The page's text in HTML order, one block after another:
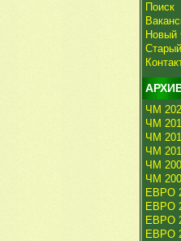
Поиск
Новый
ЧМ
ЧМ
ЧМ
ЧМ
ЧМ
ЧМ
ЕВРО
ЕВРО
ЕВРО
ЕВРО